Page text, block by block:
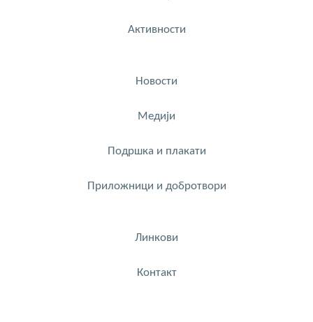
Активности
Новости
Медији
Подршка и плакати
Приложници и добротвори
Линкови
Контакт